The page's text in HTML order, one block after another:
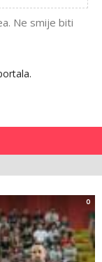
Ne smije biti
0